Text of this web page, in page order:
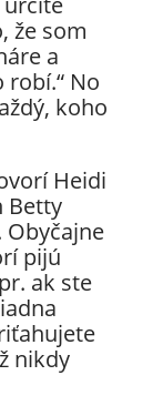
že som
a
robí.“ No
koho
Heidi
Betty
Obyčajne
pijú
ak ste
nikdy